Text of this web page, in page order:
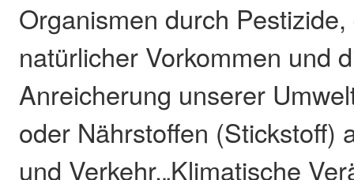
Organismen durch
natürlicher Vorkommen und
Anreicherung unserer
oder Nährstoffen (Stickstoff)
und Verkehr.„Klimatische